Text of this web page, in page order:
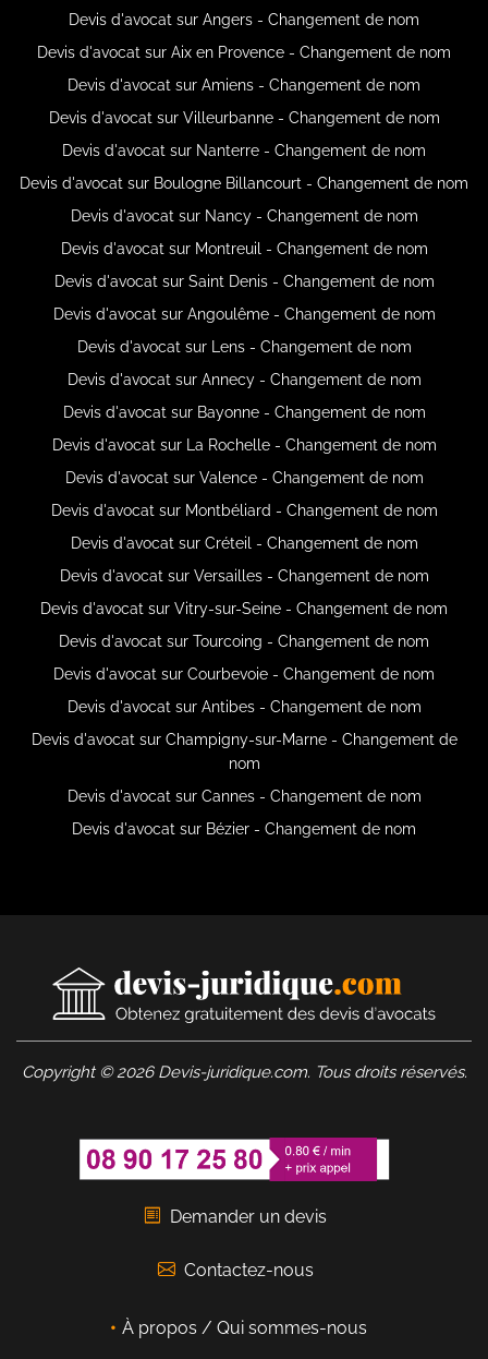
Devis d'avocat sur Angers - Changement de nom
Devis d'avocat sur Aix en Provence - Changement de nom
Devis d'avocat sur Amiens - Changement de nom
Devis d'avocat sur Villeurbanne - Changement de nom
Devis d'avocat sur Nanterre - Changement de nom
Devis d'avocat sur Boulogne Billancourt - Changement de nom
Devis d'avocat sur Nancy - Changement de nom
Devis d'avocat sur Montreuil - Changement de nom
Devis d'avocat sur Saint Denis - Changement de nom
Devis d'avocat sur Angoulême - Changement de nom
Devis d'avocat sur Lens - Changement de nom
Devis d'avocat sur Annecy - Changement de nom
Devis d'avocat sur Bayonne - Changement de nom
Devis d'avocat sur La Rochelle - Changement de nom
Devis d'avocat sur Valence - Changement de nom
Devis d'avocat sur Montbéliard - Changement de nom
Devis d'avocat sur Créteil - Changement de nom
Devis d'avocat sur Versailles - Changement de nom
Devis d'avocat sur Vitry-sur-Seine - Changement de nom
Devis d'avocat sur Tourcoing - Changement de nom
Devis d'avocat sur Courbevoie - Changement de nom
Devis d'avocat sur Antibes - Changement de nom
Devis d'avocat sur Champigny-sur-Marne - Changement de
nom
Devis d'avocat sur Cannes - Changement de nom
Devis d'avocat sur Bézier - Changement de nom
Copyright © 2026 Devis-juridique.com. Tous droits réservés.
Demander un devis
Contactez-nous
À propos / Qui sommes-nous